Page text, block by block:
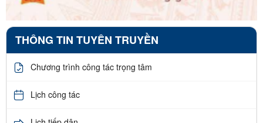
THÔNG TIN TUYÊN TRUYỀN
Chương trình công tác trọng tâm
Lịch công tác